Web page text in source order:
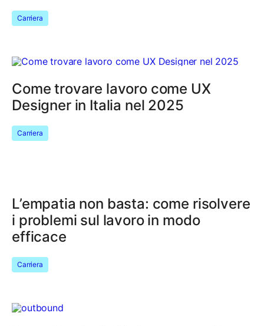
Carriera
Come trovare lavoro come UX
Designer in Italia nel 2025
Carriera
L’empatia non basta: come risolvere
i problemi sul lavoro in modo
efficace
Carriera